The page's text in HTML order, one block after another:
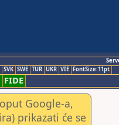
SVK SWE TUR UKR VIE FontSize:11pt
FIDE
Google-a,
prikazati će se